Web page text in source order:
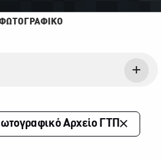
Αρχείο ΓΤΠ